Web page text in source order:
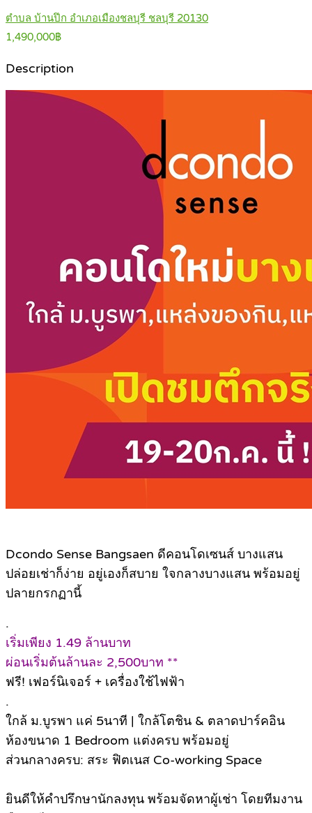
ตำบล บ้านปึก อำเภอเมืองชลบุรี ชลบุรี 20130
1,490,000฿
Description
Dcondo Sense Bangsaen ดีคอนโดเซนส์ บางแสน
ปล่อยเช่าก็ง่าย อยู่เองก็สบาย ใจกลางบางแสน พร้อมอยู่
ปลายกรกฏานี้
.
เริ่มเพียง 1.49 ล้านบาท
ผ่อนเริ่มต้นล้านละ 2,500บาท **
ฟรี! เฟอร์นิเจอร์ + เครื่องใช้ไฟฟ้า
.
ใกล้ ม.บูรพา แค่ 5นาที | ใกล้โตชิน & ตลาดปาร์คอิน
ห้องขนาด 1 Bedroom แต่งครบ พร้อมอยู่
ส่วนกลางครบ: สระ ฟิตเนส Co-working Space
ยินดีให้คำปรึกษานักลงทุน พร้อมจัดหาผู้เช่า โดยทีมงาน